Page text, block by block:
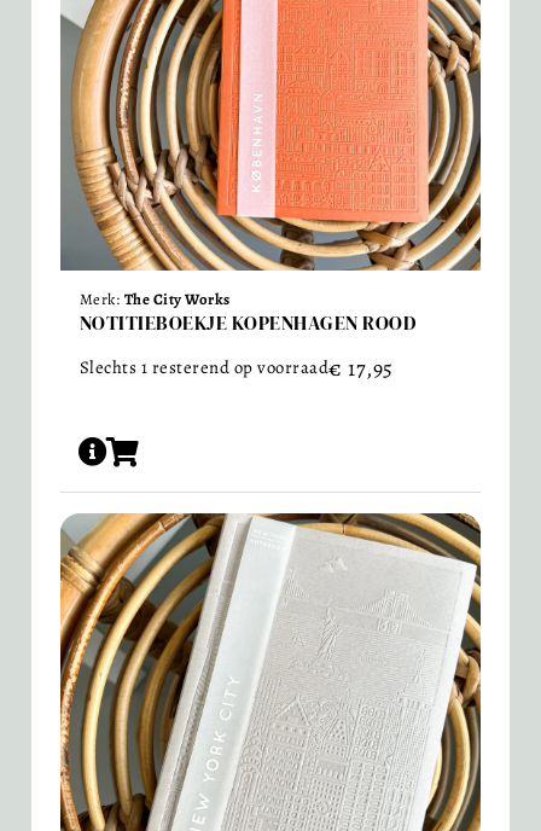
Merk: The City Works
NOTITIEBOEKJE KOPENHAGEN ROOD
Slechts 1 resterend op voorraad€ 17,95